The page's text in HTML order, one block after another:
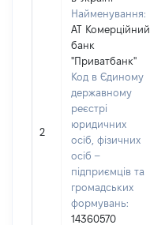
2
Найменування:
АТ Комерційний
банк
"Приватбанк"
Код в Єдиному
державному
реєстрі
юридичних
осіб, фізичних
осіб –
підприємців та
громадських
формувань:
14360570